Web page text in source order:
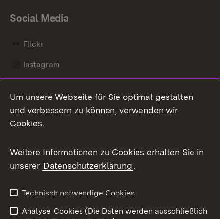
Social Media
Flickr
Instagram
Mastodon
Messenger
Social Wall
X / Twitter
Youtube
Um unsere Webseite für Sie optimal gestalten
und verbessern zu können, verwenden wir
Cookies.
Weitere Informationen zu Cookies erhalten Sie in
unserer Datenschutzerklärung.
Technisch notwendige Cookies
Analyse-Cookies (Die Daten werden ausschließlich